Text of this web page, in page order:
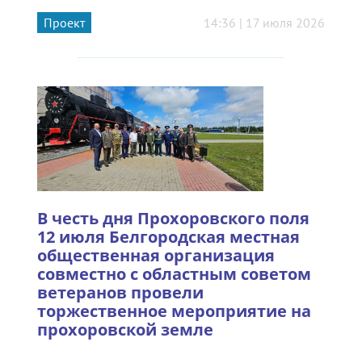
Проект
14:36 | 17 июля 2026
В честь дня Прохоровского поля
12 июля Белгородская местная
общественная организация
совместно с областным советом
ветеранов провели
торжественное мероприятие на
прохоровской земле